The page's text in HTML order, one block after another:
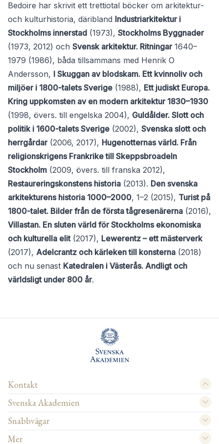
Bedoire har skrivit ett trettiotal böcker om arkitektur-
och kulturhistoria, däribland Industriarkitektur i
Stockholms innerstad (1973), Stockholms Byggnader
(1973, 2012) och Svensk arkitektur. Ritningar1640–
1979 (1986), båda tillsammans med Henrik O
Andersson, I Skuggan av blodskam. Ett kvinnoliv och
miljöer i 1800-talets Sverige (1988), Ett judiskt Europa.
Kring uppkomsten av en modern arkitektur 1830–1930
(1998, övers. till engelska 2004), Guldålder. Slott och
politik i 1600-talets Sverige (2002), Svenska slott och
herrgårdar(2006, 2017), Hugenotternas värld. Från
religionskrigens Frankrike till Skeppsbroadeln
Stockholm (2009, övers. till franska 2012),
Restaureringskonstens historia (2013). Den svenska
arkitekturens historia 1000–2000, 1–2 (2015), Turist på
1800-talet. Bilder från de första tågresenärerna (2016),
Villastan. En sluten värld för Stockholms ekonomiska
och kulturella elit(2017), Lewerentz – ett mästerverk
(2017), Adelcrantz och kärleken till konsterna (2018)
och nu senast Katedralen i Västerås. Andligt och
världsligt under 800 år.
Kontakt
Svenska Akademien
Snabbvägar
Mer